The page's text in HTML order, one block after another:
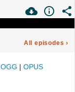
All episodes ›
OGG | OPUS